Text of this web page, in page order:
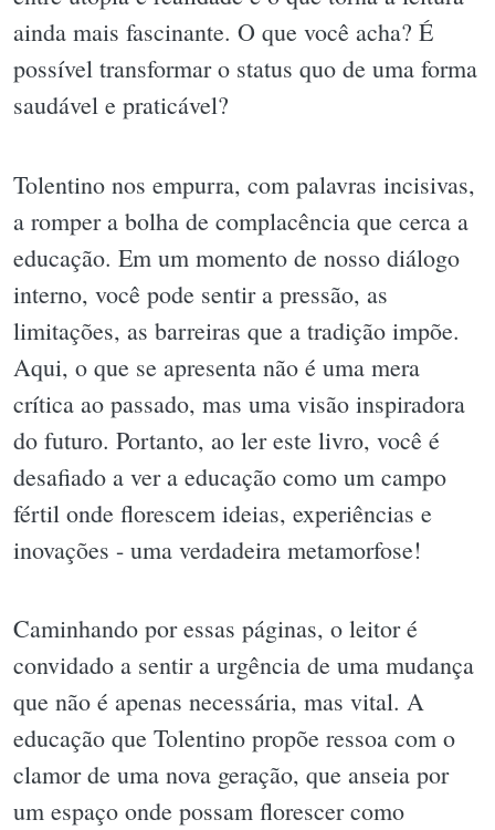
ainda mais fascinante. O que você acha? É
possível transformar o status quo de uma forma
saudável e praticável?
Tolentino nos empurra, com palavras incisivas,
a romper a bolha de complacência que cerca a
educação. Em um momento de nosso diálogo
interno, você pode sentir a pressão, as
limitações, as barreiras que a tradição impõe.
Aqui, o que se apresenta não é uma mera
crítica ao passado, mas uma visão inspiradora
do futuro. Portanto, ao ler este livro, você é
desafiado a ver a educação como um campo
fértil onde florescem ideias, experiências e
inovações - uma verdadeira metamorfose!
Caminhando por essas páginas, o leitor é
convidado a sentir a urgência de uma mudança
que não é apenas necessária, mas vital. A
educação que Tolentino propõe ressoa com o
clamor de uma nova geração, que anseia por
um espaço onde possam florescer como